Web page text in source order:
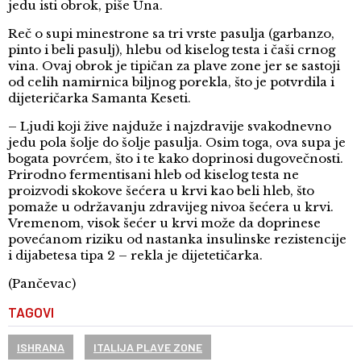
jedu isti obrok, piše Una.
Reč o supi minestrone sa tri vrste pasulja (garbanzo,
pinto i beli pasulj), hlebu od kiselog testa i čaši crnog
vina. Ovaj obrok je tipičan za plave zone jer se sastoji
od celih namirnica biljnog porekla, što je potvrdila i
dijeteričarka Samanta Keseti.
– Ljudi koji žive najduže i najzdravije svakodnevno
jedu pola šolje do šolje pasulja. Osim toga, ova supa je
bogata povrćem, što i te kako doprinosi dugovečnosti.
Prirodno fermentisani hleb od kiselog testa ne
proizvodi skokove šećera u krvi kao beli hleb, što
pomaže u održavanju zdravijeg nivoa šećera u krvi.
Vremenom, visok šećer u krvi može da doprinese
povećanom riziku od nastanka insulinske rezistencije
i dijabetesa tipa 2 – rekla je dijetetičarka.
(Pančevac)
TAGOVI
ISHRANA ITALIJA PLAVE ZONE